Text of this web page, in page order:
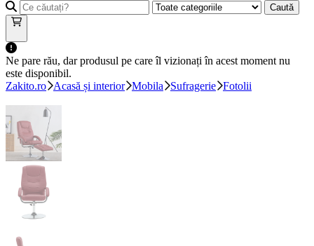
Caută
Ne pare rău, dar produsul pe care îl vizionați în acest moment nu
este disponibil.
Zakito.ro
Acasă și interior Mobila Sufragerie Fotolii